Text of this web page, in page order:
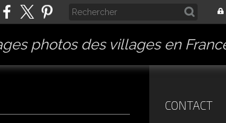
photos des villages en
CONTACT